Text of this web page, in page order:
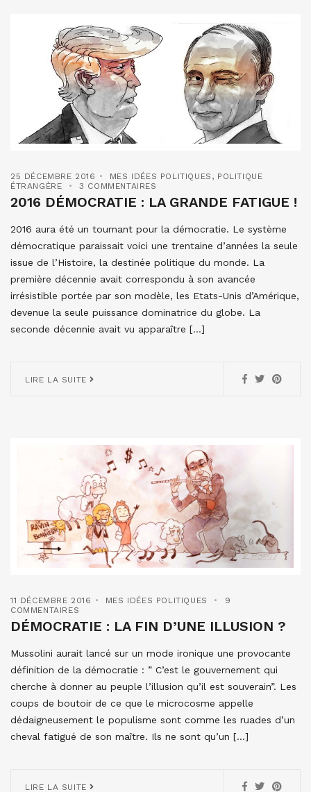
25 DÉCEMBRE 2016 MES IDÉES POLITIQUES , POLITIQUE
ÉTRANGÈRE
3 COMMENTAIRES
2016 DÉMOCRATIE : LA GRANDE FATIGUE !
2016 aura été un tournant pour la démocratie. Le système
démocratique paraissait voici une trentaine d’années la seule
issue de l’Histoire, la destinée politique du monde. La
première décennie avait correspondu à son avancée
irrésistible portée par son modèle, les Etats-Unis d’Amérique,
devenue la seule puissance dominatrice du globe. La
seconde décennie avait vu apparaître […]
LIRE LA SUITE
11 DÉCEMBRE 2016 MES IDÉES POLITIQUES
9
COMMENTAIRES
DÉMOCRATIE : LA FIN D’UNE ILLUSION ?
Mussolini aurait lancé sur un mode ironique une provocante
définition de la démocratie : ” C’est le gouvernement qui
cherche à donner au peuple l’illusion qu’il est souverain”. Les
coups de boutoir de ce que le microcosme appelle
dédaigneusement le populisme sont comme les ruades d’un
cheval fatigué de son maître. Ils ne sont qu’un […]
LIRE LA SUITE